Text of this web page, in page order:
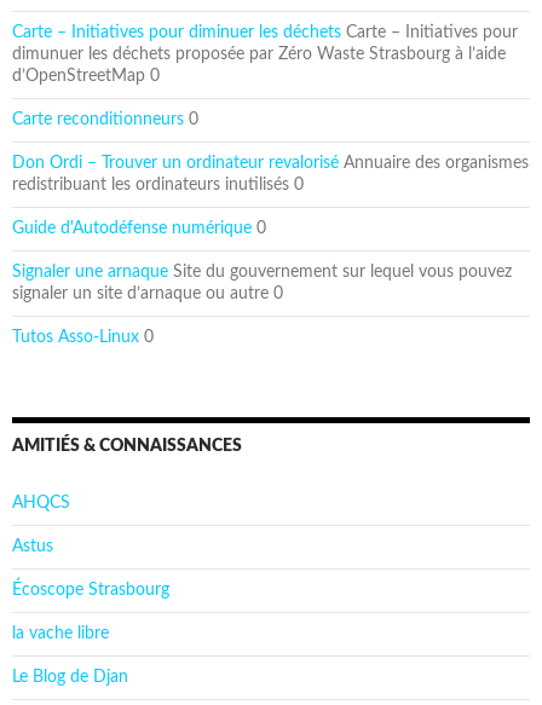
Carte – Initiatives pour diminuer les déchets Carte – Initiatives pour
dimunuer les déchets proposée par Zéro Waste Strasbourg à l’aide
d’OpenStreetMap 0
Carte reconditionneurs 0
Don Ordi – Trouver un ordinateur revalorisé Annuaire des organismes
redistribuant les ordinateurs inutilisés 0
Guide d'Autodéfense numérique 0
Signaler une arnaque Site du gouvernement sur lequel vous pouvez
signaler un site d’arnaque ou autre 0
Tutos Asso-Linux 0
AMITIÉS & CONNAISSANCES
AHQCS
Astus
Écoscope Strasbourg
la vache libre
Le Blog de Djan